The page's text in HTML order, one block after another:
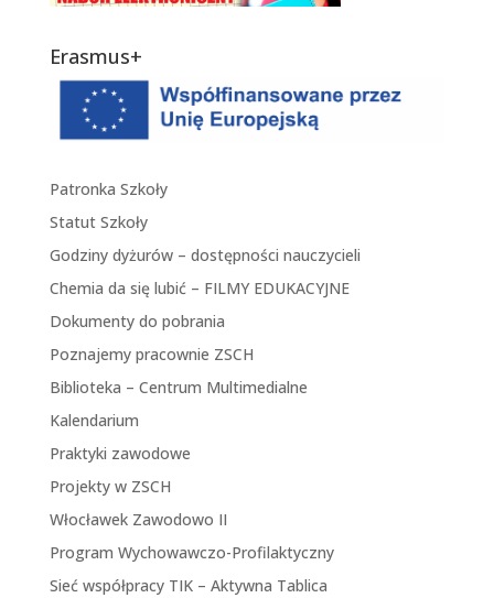
Erasmus+
Patronka Szkoły
Statut Szkoły
Godziny dyżurów – dostępności nauczycieli
Chemia da się lubić – FILMY EDUKACYJNE
Dokumenty do pobrania
Poznajemy pracownie ZSCH
Biblioteka – Centrum Multimedialne
Kalendarium
Praktyki zawodowe
Projekty w ZSCH
Włocławek Zawodowo II
Program Wychowawczo-Profilaktyczny
Sieć współpracy TIK – Aktywna Tablica